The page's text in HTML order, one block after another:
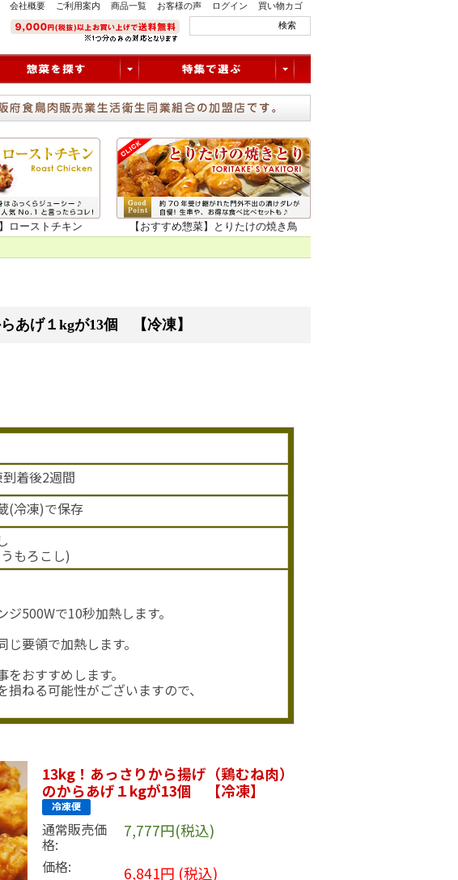
会社概要 ご利用案内 商品一覧 お客様の声 ログイン 買い物カゴ
ローストチキン 【おすすめ惣菜】とりたけの焼き鳥
あげ１kgが13個 【冷凍】
着後2週間
(冷凍)で保存
もろこし)
500Wで10秒加熱します。
要領で加熱します。
おすすめします。
ねる可能性がございますので、
13kg！あっさりから揚げ（鶏むね肉）
のからあげ１kgが13個 【冷凍】
通常販売価
格:
7,777円(税込)
価格:
6,841円 (税込)